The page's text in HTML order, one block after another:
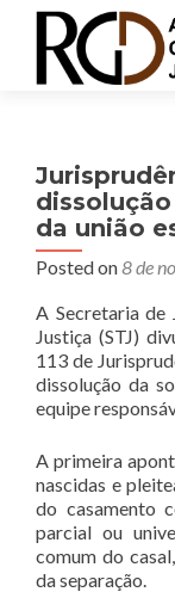
da união
Posted on8 de
A Secretaria de
Justiça (STJ)
113 de
dissolução da
equipe
A primeira
nascidas e
do casamento
parcial ou
comum do
da separação.